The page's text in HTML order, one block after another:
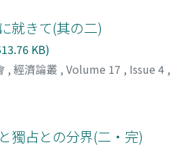
就きて(其の二)
KB)
, 經濟論叢 , Volume 17 , Issue 4 ,
獨占との分界(二・完)